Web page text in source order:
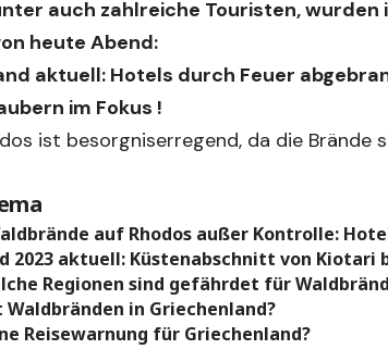
auch zahlreiche Touristen,
heute Abend:
aktuell: Hotels durch Feuer
im Fokus !
ist besorgniserregend, da die Brände
auf Rhodos außer Kontrolle:
2023 aktuell: Küstenabschnitt von Kiotari
Regionen sind gefährdet für
in Griechenland?
Reisewarnung für Griechenland?